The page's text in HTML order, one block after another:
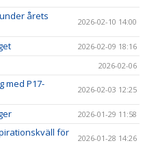
årets
2026-02-10 14:00
2026-02-09 18:16
2026-02-06
med P17-
2026-02-03 12:25
2026-01-29 11:58
för
2026-01-28 14:26